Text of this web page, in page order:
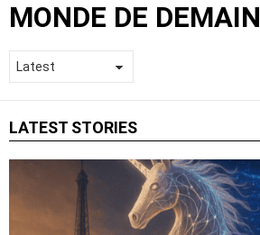
MONDE DE DEMAIN
LATEST STORIES